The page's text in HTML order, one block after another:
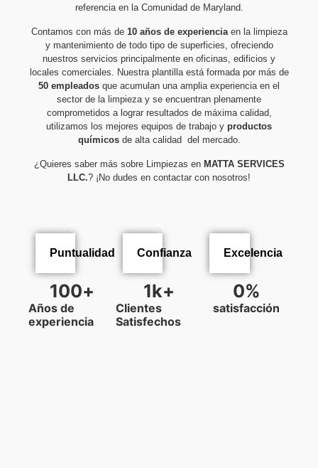
referencia en la Comunidad de Maryland.
Contamos con más de10 años de experienciaen la limpieza
y mantenimiento de todo tipo de superficies, ofreciendo
nuestros servicios principalmente en oficinas, edificios y
locales comerciales. Nuestra plantilla está formada por más de
50 empleados que acumulan una amplia experiencia en el
sector de la limpieza y se encuentran plenamente
comprometidos a lograr resultados de máxima calidad,
utilizamos los mejores equipos de trabajo y productos
químicosde alta calidad del mercado.
¿Quieres saber más sobre Limpiezas en MATTA SERVICES
LLC.? ¡No dudes en contactar con nosotros!
Puntualidad Confianza Excelencia
Años de
experiencia
100+
Clientes
Satisfechos
1k+
satisfacción
0%